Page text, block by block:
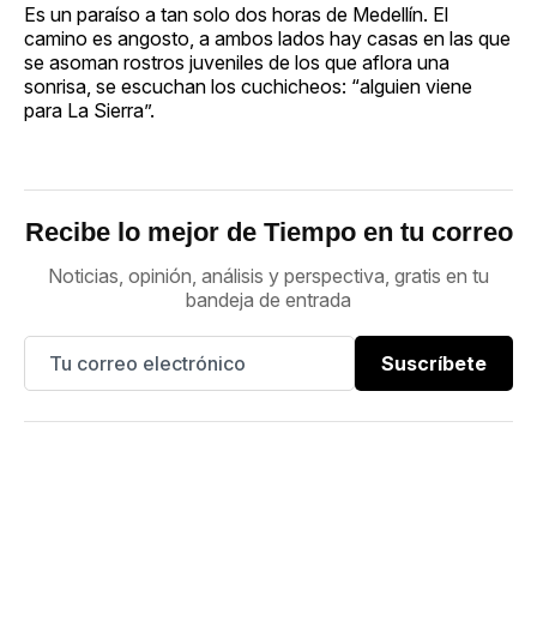
Es un paraíso a tan solo dos horas de Medellín. El
camino es angosto, a ambos lados hay casas en las que
se asoman rostros juveniles de los que aflora una
sonrisa, se escuchan los cuchicheos: “alguien viene
para La Sierra”.
Recibe lo mejor de Tiempo en tu correo
Noticias, opinión, análisis y perspectiva, gratis en tu
bandeja de entrada
Suscríbete